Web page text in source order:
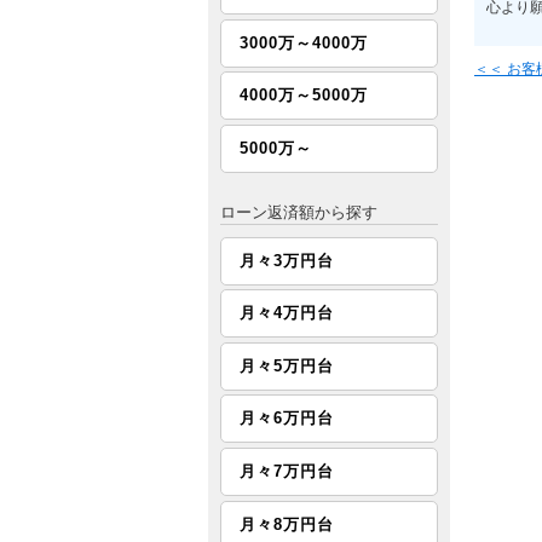
心より
＜＜ お客
3000万～4000万
4000万～5000万
5000万～
ローン返済額から探す
月々3万円台
月々4万円台
月々5万円台
月々6万円台
月々7万円台
月々8万円台